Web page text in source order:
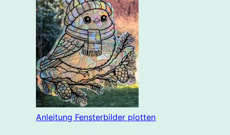
Anleitung Fensterbilder plotten